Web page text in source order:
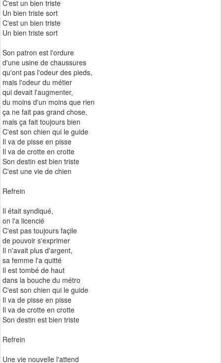
C'est un bien triste
Un bien triste sort
C'est un bien triste
Un bien triste sort
Son patron est l'ordure
d'une usine de chaussures
qu'ont pas l'odeur des pieds,
mais l'odeur du métier
qui devait l'augmenter,
du moins d'un moins que rien
ça ne fait pas grand chose,
mais ça fait toujours bien
C'est son chien qui le guide
Il va de pisse en pisse
Il va de crotte en crotte
Son destin est bien triste
C'est une vie de chien
Refrein
Il était syndiqué,
on l'a licencié
C'est pas toujours façile
de pouvoir s'exprimer
Il n'avait plus d'argent,
sa femme l'a quitté
Il est tombé de haut
dans la bouche du métro
C'est son chien qui le guide
Il va de pisse en pisse
Il va de crotte en crotte
Son destin est bien triste
Refrein
Une vie nouvelle l'attend